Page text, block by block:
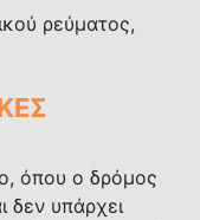
ρεύματος,
όπου ο δρόμος
δεν υπάρχει